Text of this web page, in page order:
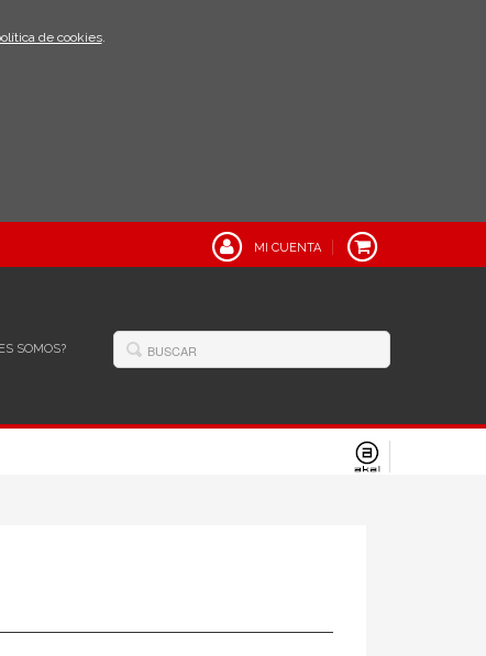
de cookies.
MI CUENTA
SOMOS?